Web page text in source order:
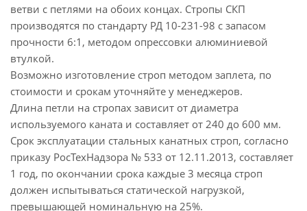
ветви с петлями на обоих концах. Стропы СКП
производятся по стандарту РД 10-231-98 с запасом
прочности 6:1, методом опрессовки алюминиевой
втулкой.
Возможно изготовление строп методом заплета, по
стоимости и срокам уточняйте у менеджеров.
Длина петли на стропах зависит от диаметра
используемого каната и составляет от 240 до 600 мм.
Срок эксплуатации стальных канатных строп, согласно
приказу РосТехНадзора № 533 от 12.11.2013, составляет
1 год, по окончании срока каждые 3 месяца строп
должен испытываться статической нагрузкой,
превышающей номинальную на 25%.